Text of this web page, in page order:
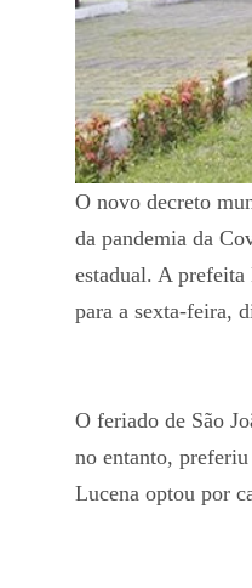
O novo decreto
da pandemia da
estadual. A
para a sexta-feira,
O feriado de São
no entanto,
Lucena optou por